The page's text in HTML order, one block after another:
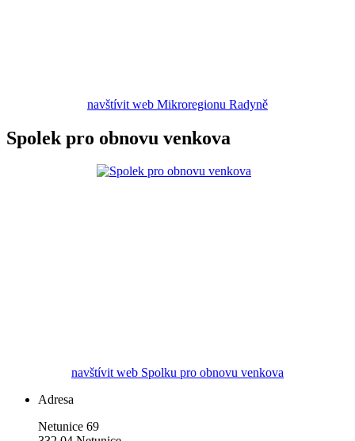
navštívit web Mikroregionu Radyně
Spolek pro obnovu venkova
navštívit web Spolku pro obnovu venkova
Adresa
Netunice 69